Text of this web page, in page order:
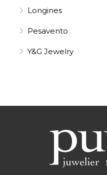
Longines
Pesavento
Y&G Jewelry